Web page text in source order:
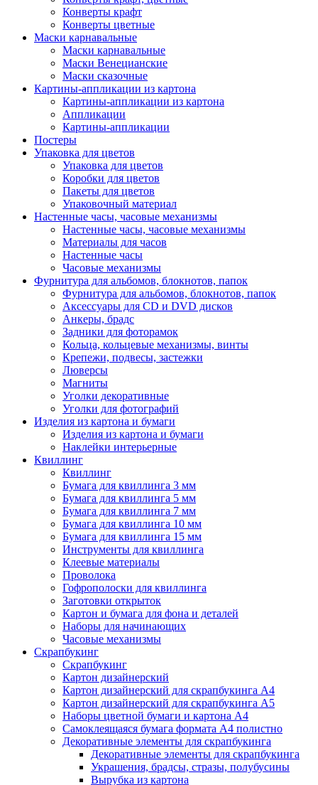
Конверты крафт
Конверты цветные
Маски карнавальные
Маски карнавальные
Маски Венецианские
Маски сказочные
Картины-аппликации из картона
Картины-аппликации из картона
Аппликации
Картины-аппликации
Постеры
Упаковка для цветов
Упаковка для цветов
Коробки для цветов
Пакеты для цветов
Упаковочный материал
Настенные часы, часовые механизмы
Настенные часы, часовые механизмы
Материалы для часов
Настенные часы
Часовые механизмы
Фурнитура для альбомов, блокнотов, папок
Фурнитура для альбомов, блокнотов, папок
Аксессуары для CD и DVD дисков
Анкеры, брадс
Задники для фоторамок
Кольца, кольцевые механизмы, винты
Крепежи, подвесы, застежки
Люверсы
Магниты
Уголки декоративные
Уголки для фотографий
Изделия из картона и бумаги
Изделия из картона и бумаги
Наклейки интерьерные
Квиллинг
Квиллинг
Бумага для квиллинга 3 мм
Бумага для квиллинга 5 мм
Бумага для квиллинга 7 мм
Бумага для квиллинга 10 мм
Бумага для квиллинга 15 мм
Инструменты для квиллинга
Клеевые материалы
Проволока
Гофрополоски для квиллинга
Заготовки открыток
Картон и бумага для фона и деталей
Наборы для начинающих
Часовые механизмы
Скрапбукинг
Скрапбукинг
Картон дизайнерский
Картон дизайнерский для скрапбукинга А4
Картон дизайнерский для скрапбукинга А5
Наборы цветной бумаги и картона А4
Самоклеящаяся бумага формата А4 полистно
Декоративные элементы для скрапбукинга
Декоративные элементы для скрапбукинга
Украшения, брадсы, стразы, полубусины
Вырубка из картона